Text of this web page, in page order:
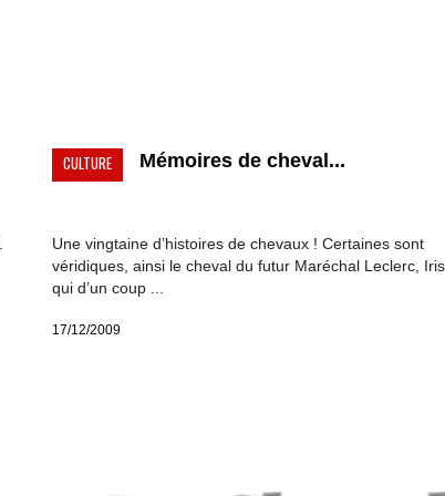
CULTURE Mémoires de cheval...
Une vingtaine d’histoires de chevaux ! Certaines sont
véridiques, ainsi le cheval du futur Maréchal Leclerc,
qui d’un coup ...
17/12/2009